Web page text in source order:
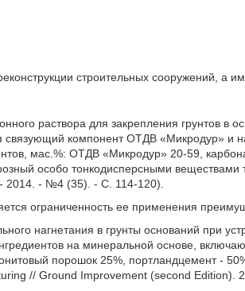
строительных сооружений, а
раствора для закрепления грунтов в
компонент ОТДВ «Микродур» и
мас.%: ОТДВ «Микродур» 20-59,
особо тонкодисперсными
2014. - №4 (35). - С. 114-120).
ограниченность ее применения
нагнетания в грунты оснований при
на минеральной основе,
порошок 25%, портландцемент -
// Ground Improvement (second Edition).